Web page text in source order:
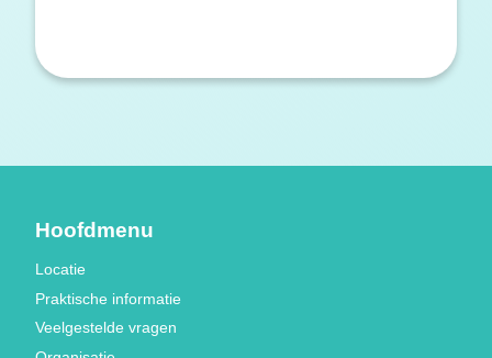
Hoofdmenu
Locatie
Praktische informatie
Veelgestelde vragen